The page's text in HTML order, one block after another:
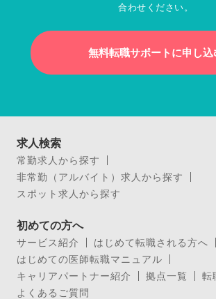
合わせください。
無料転職サポートに申し込
求人検索
常勤求人から探す
非常勤（アルバイト）求人から探す
スポット求人から探す
初めての方へ
サービス紹介
はじめて転職される方へ
はじめての医師転職マニュアル
キャリアパートナー紹介
拠点一覧
転
よくあるご質問